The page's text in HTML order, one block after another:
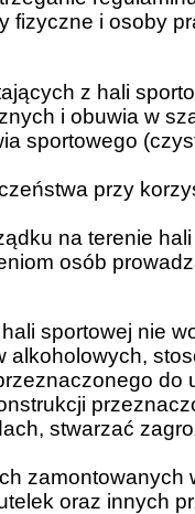
fizyczne i osoby
z hali
i obuwia w
sportowego
przy
na terenie
osób
sportowej nie
alkoholowych,
do
stwarzać
zamontowanych
oraz innych